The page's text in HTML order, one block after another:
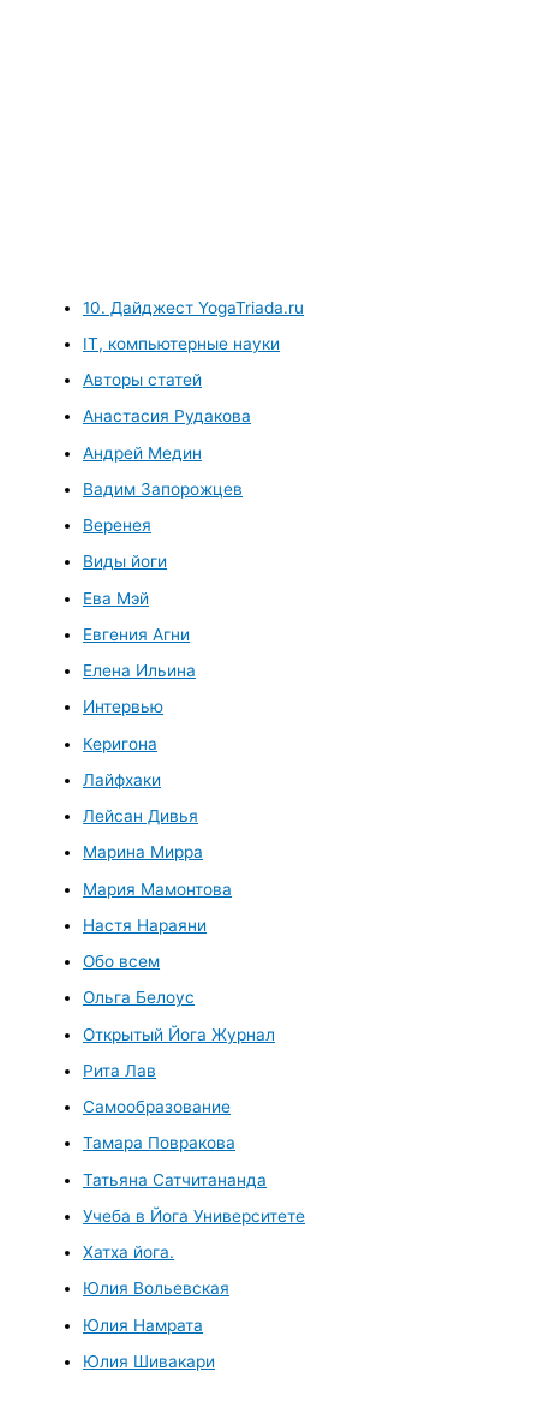
10. Дайджест YogaTriada.ru
IT, компьютерные науки
Авторы статей
Анастасия Рудакова
Андрей Медин
Вадим Запорожцев
Веренея
Виды йоги
Ева Мэй
Евгения Агни
Елена Ильина
Интервью
Керигона
Лайфхаки
Лейсан Дивья
Марина Мирра
Мария Мамонтова
Настя Нараяни
Обо всем
Ольга Белоус
Открытый Йога Журнал
Рита Лав
Самообразование
Тамара Повракова
Татьяна Сатчитананда
Учеба в Йога Университете
Хатха йога.
Юлия Вольевская
Юлия Намрата
Юлия Шивакари